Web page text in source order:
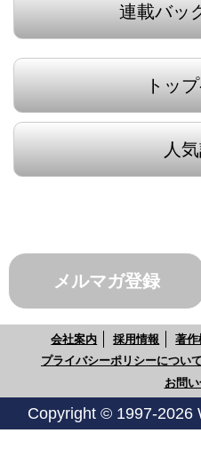
連載バッ
トッ
人
メルマガ登録
会社案内 採用情報 著作
プライバシーポリシーについて
お問
Copyright © 1997-2026